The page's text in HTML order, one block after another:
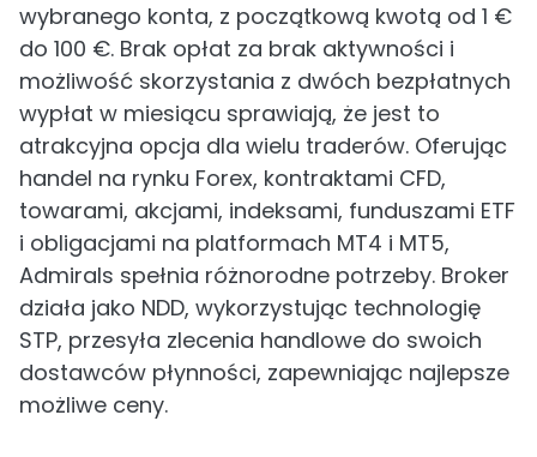
wybranego konta, z początkową kwotą od 1 €
do 100 €. Brak opłat za brak aktywności i
możliwość skorzystania z dwóch bezpłatnych
wypłat w miesiącu sprawiają, że jest to
atrakcyjna opcja dla wielu traderów. Oferując
handel na rynku Forex, kontraktami CFD,
towarami, akcjami, indeksami, funduszami ETF
i obligacjami na platformach MT4 i MT5,
Admirals spełnia różnorodne potrzeby. Broker
działa jako NDD, wykorzystując technologię
STP, przesyła zlecenia handlowe do swoich
dostawców płynności, zapewniając najlepsze
możliwe ceny.